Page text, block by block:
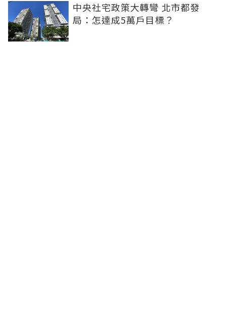
中央社宅政策大轉彎 北市都發
局：怎達成5萬戶目標？